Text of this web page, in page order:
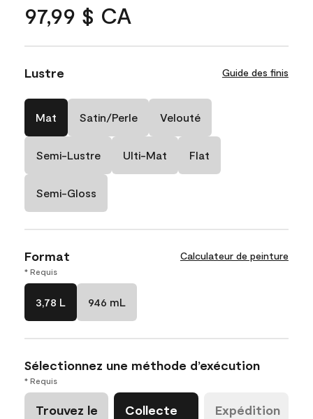
97,99 $ CA
Lustre Guide des finis
Mat Satin/Perle Velouté
Semi-Lustre Ulti-Mat Flat
Semi-Gloss
Format Calculateur de peinture
* Requis
3,78 L 946 mL
Sélectionnez une méthode d’exécution
* Requis
Trouvez le
Collecte
Expédition